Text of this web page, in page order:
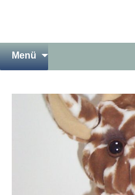
Menü
zum